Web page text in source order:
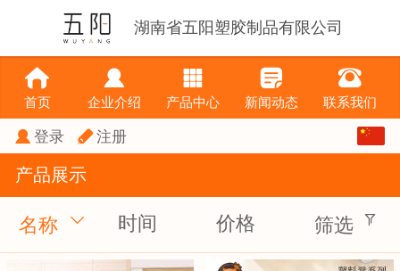
湖南省五阳塑胶制品有限公司
首页 企业介绍 产品中心 新闻动态 联系我们
登录 注册
繁体
产品展示
名称 时间 价格 筛选